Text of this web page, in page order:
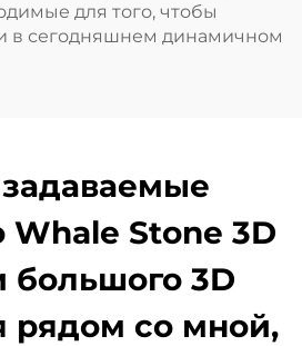
для того, чтобы
в сегодняшнем динамичном
Whale Stone 3D
большого 3D
рядом со мной,